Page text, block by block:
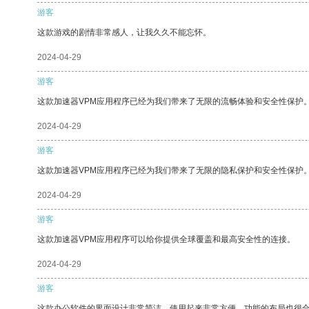
游客
这款游戏的剧情非常感人，让我久久不能忘怀。
2024-04-29
游客
这款加速器VPM应用程序已经为我们带来了无限的流畅体验和安全性保护。
2024-04-29
游客
这款加速器VPM应用程序已经为我们带来了无限的隐私保护和安全性保护。
2024-04-29
游客
这款加速器VPM应用程序可以给你提供全球覆盖和最高安全性的连接。
2024-04-29
游客